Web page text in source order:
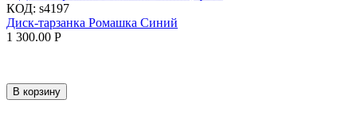
КОД: s4197
Диск-тарзанка Ромашка Синий
1 300.00 Р
В корзину